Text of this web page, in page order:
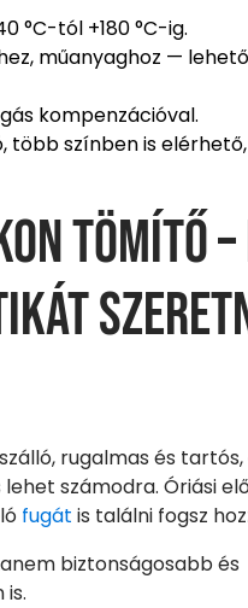
°C-tól +180 °C-ig.
műanyaghoz —
kompenzációval.
több színben is
tömítő –
rugalmas és
számodra. Óriási
fugát is találni fogsz
biztonságosabb és